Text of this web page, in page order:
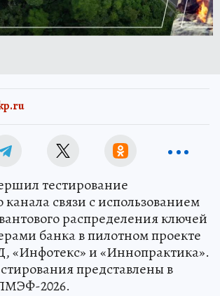
тестирование
связи с использованием
распределения ключей
банка в пилотном проекте
«Инфотекс» и «Иннопрактика».
представлены в
2026.